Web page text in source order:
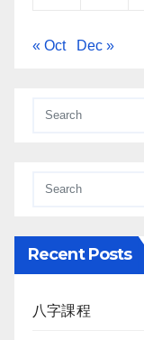
« Oct Dec »
Recent Posts
八字課程